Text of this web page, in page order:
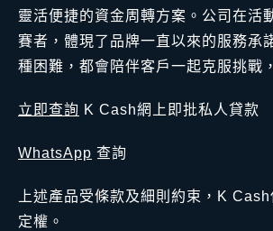
靈活便捷的資金周轉方案。公司在活
賽者，體現了品牌一直以來的服務
種困難，都會陪伴客戶一起克服挑戰
立即查詢 K Cash網上即批私人貸款
WhatsApp 查詢
上述產品受條款及細則約束，K
定權。